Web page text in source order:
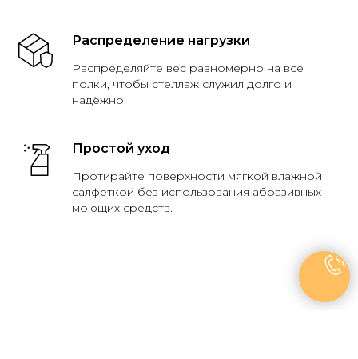
Распределение нагрузки
Распределяйте вес равномерно на все
полки, чтобы стеллаж служил долго и
надёжно.
Простой уход
Протирайте поверхности мягкой влажной
салфеткой без использования абразивных
моющих средств.